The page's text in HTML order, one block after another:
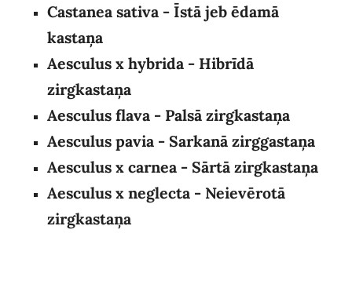
Castanea sativa - Īstā jeb ēdamā
kastaņa
Aesculus x hybrida - Hibrīdā
zirgkastaņa
Aesculus flava - Palsā zirgkastaņa
Aesculus pavia - Sarkanā zirggastaņa
Aesculus x carnea - Sārtā zirgkastaņa
Aesculus x neglecta - Neievērotā
zirgkastaņa